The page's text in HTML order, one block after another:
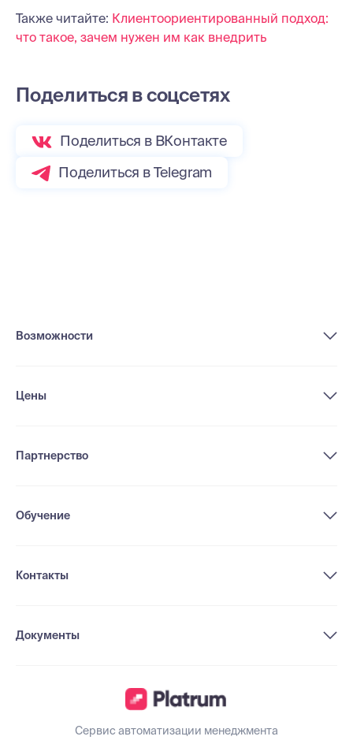
Также читайте: Клиентоориентированный подход:
что такое, зачем нужен им как внедрить
Поделиться в соцсетях
Поделиться в ВКонтакте
Поделиться в Telegram
Сервис автоматизации менеджмента
Возможности
Цены
Партнерство
Обучение
Контакты
Документы